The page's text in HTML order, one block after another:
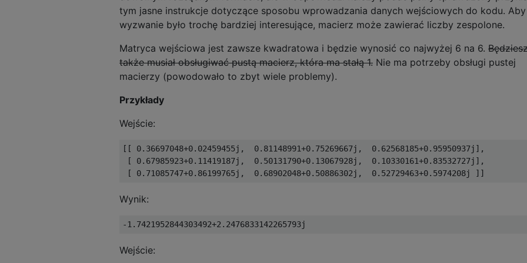
tym jasne instrukcje dotyczące sposobu wprowadzania danych wejściowych do kodu. Aby
wyzwanie było trochę bardziej interesujące, macierz może zawierać liczby zespolone.
Matryca wejściowa jest zawsze kwadratowa i będzie wynosić co najwyżej 6 na 6.
także musiał obsługiwać pustą macierz, która ma stałą 1. Nie ma potrzeby obsługi pustej
macierzy (powodowało to zbyt wiele problemy).
Przykłady
Wejście:
[[ 0.36697048+0.02459455j,  0.81148991+0.75269667j,  0.62568185+0.95950937j],
[ 0.67985923+0.11419187j,  0.50131790+0.13067928j,  0.10330161+0.83532727j],
Wynik:
Wejście: